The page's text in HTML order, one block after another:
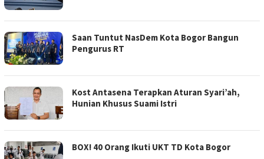
Saan Tuntut NasDem Kota Bogor Bangun
Pengurus RT
Kost Antasena Terapkan Aturan Syari’ah,
Hunian Khusus Suami Istri
BOX! 40 Orang Ikuti UKT TD Kota Bogor